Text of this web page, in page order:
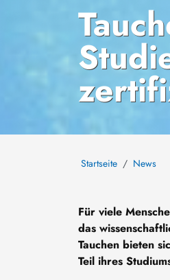
Startseite News
Für viele
das
Tauchen bieten
Teil ihres